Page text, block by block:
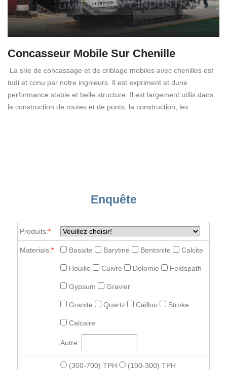
Concasseur Mobile Sur Chenille
La srie de concassage et de criblage mobiles avec chenilles est
tudi et conu par notre ingnieurs. Il est expriment et dune
performance stable et belle structure. Il est largement utilis dans
la construction de routes et de ponts, la construction, lex
Enquête
Produits:*
Materials:* Basalte Barytine Bentonite Calcite
Houille Cuivre Dolomie Feldspath
Gypsum Gravier
Granite Quartz Caillou Stroke
Calcaire
Autre:
(300-700) TPH (100-300) TPH